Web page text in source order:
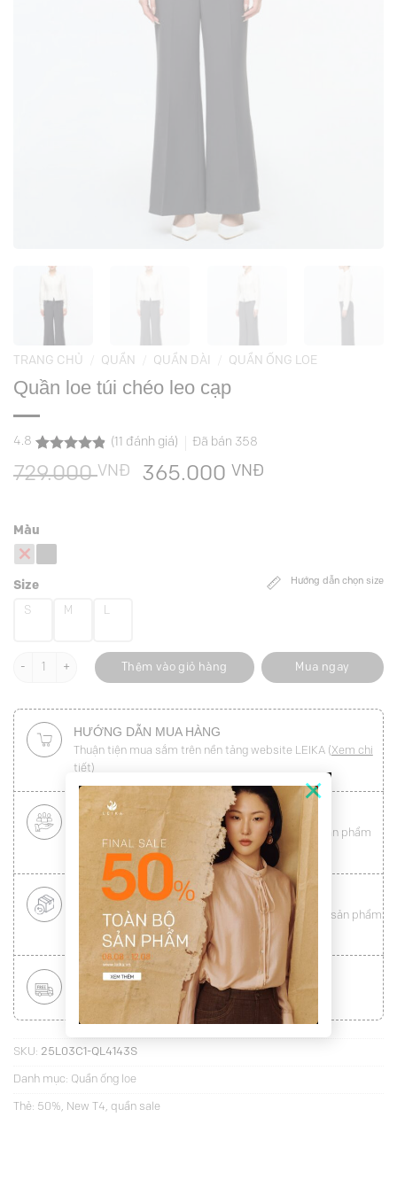
×
TRANG CHỦ QUẦN QUẦN DÀI QUẦN ỐNG LOE
Quần loe túi chéo leo cạp
4.8
4.8
trên 5
dựa trên
11
(11 đánh giá) Đã bán 358
729.000VNĐ
Giá
365.000 VNĐ
Hướng dẫn chọn size
Màu
Size
S M L
Quần loe túi chéo leo cạp số lượng
Thêm vào giỏ hàng Mua ngay
HƯỚNG DẪN MUA HÀNG
Thuận tiện mua sắm trên nền tảng website LEIKA (Xem chi
tiết)
CHÍNH SÁCH KHÁCH HÀNG THÂN THIẾT
hài lòng toàn vẹn từ sản phẩm
đến dịch vụ ( Xem chi tiết
ĐỔI HÀNG NHANH CHÓNG
Được đổi trả hàng nhanh chóng lên tới15 ngày
cho sản phẩm
Xem chi tiết)
MIỄN PHÍ VẬN CHUYỂN TOÀN QUỐC
Áp dụng với hóa đơn từ 300.000Đ Xem chi tiết
SKU: 25L03C1-QL4143S
Danh mục: Quần ống loe
Thẻ: 50%, New T4, quần sale